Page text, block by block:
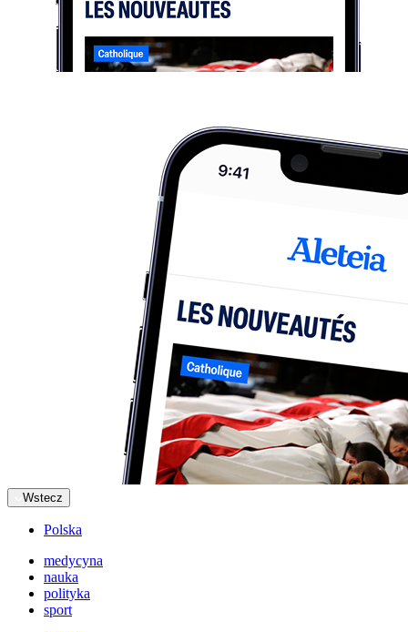
Wstecz
Polska
medycyna
nauka
polityka
sport